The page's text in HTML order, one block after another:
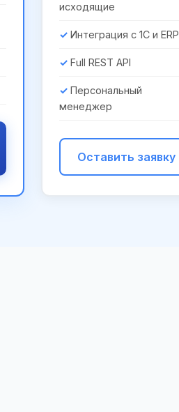
исходящие
Интеграция с 1С и ERP
Full REST API
Персональный
менеджер
Оставить заявку